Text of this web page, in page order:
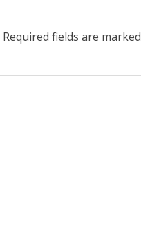
Required fields are marked